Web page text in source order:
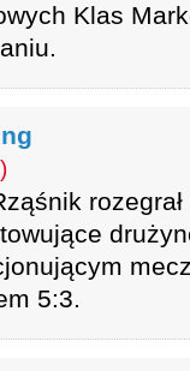
Klas
5:3.